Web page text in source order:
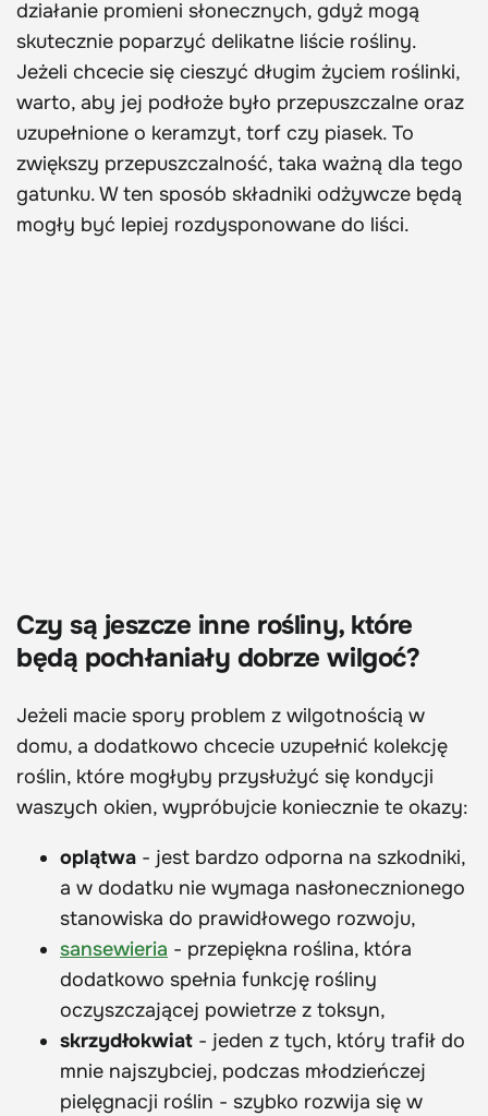
działanie promieni słonecznych, gdyż mogą
skutecznie poparzyć delikatne liście rośliny.
Jeżeli chcecie się cieszyć długim życiem roślinki,
warto, aby jej podłoże było przepuszczalne oraz
uzupełnione o keramzyt, torf czy piasek. To
zwiększy przepuszczalność, taka ważną dla tego
gatunku. W ten sposób składniki odżywcze będą
mogły być lepiej rozdysponowane do liści.
Czy są jeszcze inne rośliny, które
będą pochłaniały dobrze wilgoć?
Jeżeli macie spory problem z wilgotnością w
domu, a dodatkowo chcecie uzupełnić kolekcję
roślin, które mogłyby przysłużyć się kondycji
waszych okien, wypróbujcie koniecznie te okazy:
oplątwa - jest bardzo odporna na szkodniki,
a w dodatku nie wymaga nasłonecznionego
stanowiska do prawidłowego rozwoju,
sansewieria - przepiękna roślina, która
dodatkowo spełnia funkcję rośliny
oczyszczającej powietrze z toksyn,
skrzydłokwiat - jeden z tych, który trafił do
mnie najszybciej, podczas młodzieńczej
pielęgnacji roślin - szybko rozwija się w